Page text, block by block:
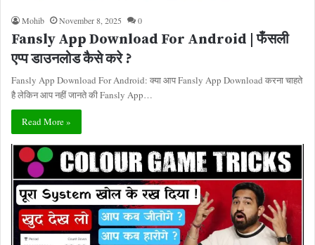
Mohib November 8, 2025 0
Fansly App Download For Android | फँसली
एप्प डाउनलोड कैसे करे ?
Fansly App Download For Android: क्या आप Fansly App Download करना चाहते
है लेकिन आप नहीं जानते की Fansly App…
Read More »